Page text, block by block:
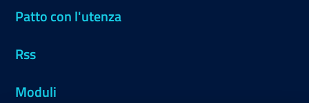
Patto con l'utenza
Rss
Moduli